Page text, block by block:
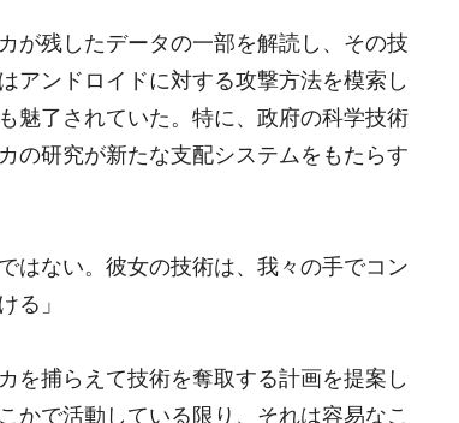
が残したデータの一部を解読し、その技
アンドロイドに対する攻撃方法を模索し
魅了されていた。特に、政府の科学技術
の研究が新たな支配システムをもたらす
はない。彼女の技術は、我々の手でコン
る」
を捕らえて技術を奪取する計画を提案し
かで活動している限り、それは容易なこ